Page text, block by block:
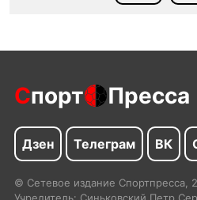
Спорт Пресса
Дзен Телеграм ВК
© Сетевое издание Спортпресса,